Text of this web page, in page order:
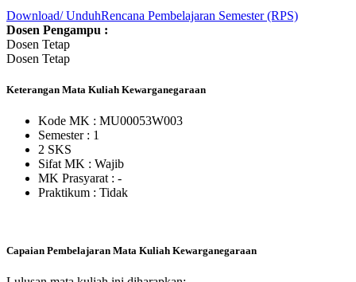
Download/ UnduhRencana Pembelajaran Semester (RPS)
Dosen Pengampu :
Dosen Tetap
Dosen Tetap
Keterangan Mata Kuliah Kewarganegaraan
Kode MK : MU00053W003
Semester : 1
2 SKS
Sifat MK : Wajib
MK Prasyarat : -
Praktikum : Tidak
Capaian Pembelajaran Mata Kuliah Kewarganegaraan